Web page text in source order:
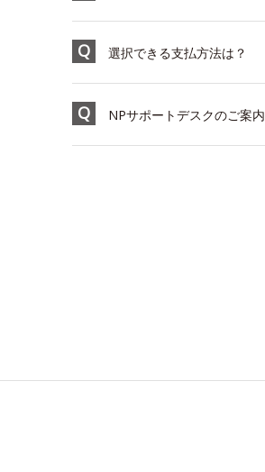
選択できる支払方法は？
NPサポートデスクのご案内